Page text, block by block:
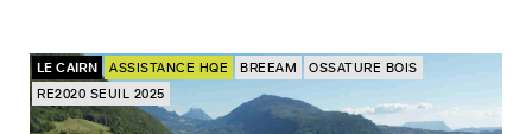
LE CAIRN ASSISTANCE HQE BREEAM
OSSATURE BOIS
RE2020 SEUIL 2025